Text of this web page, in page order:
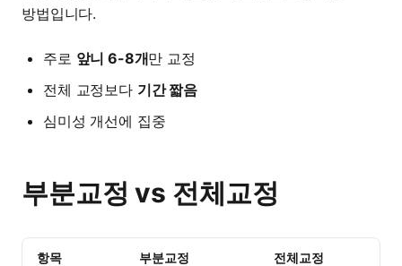
방법입니다.
주로 앞니 6-8개만 교정
전체 교정보다 기간 짧음
심미성 개선에 집중
부분교정 vs 전체교정
항목 부분교정 전체교정